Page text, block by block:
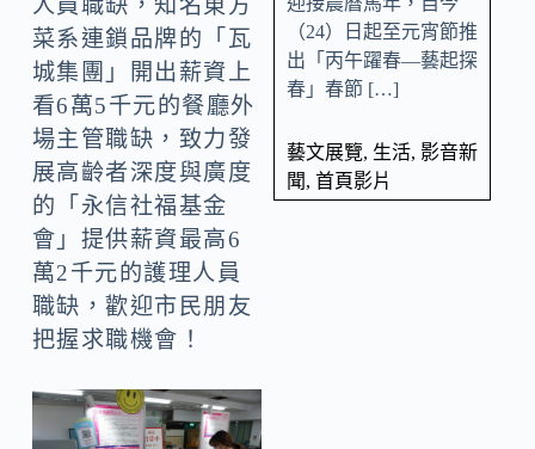
人員職缺，知名東方
菜系連鎖品牌的「瓦
城集團」開出薪資上
看6萬5千元的餐廳外
場主管職缺，致力發
展高齡者深度與廣度
的「永信社福基金
會」提供薪資最高6
萬2千元的護理人員
職缺，歡迎市民朋友
把握求職機會！
（24）日起至元宵節推
出「丙午躍春—藝起探
春」春節 […]
藝文展覽, 生活, 影音新
聞, 首頁影片